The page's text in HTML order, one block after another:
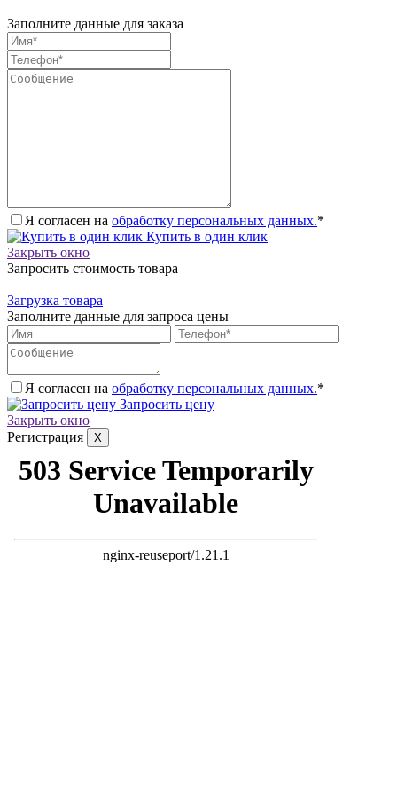
Заполните данные для заказа
Я согласен на обработку персональных данных.*
Купить в один клик
Закрыть окно
Запросить стоимость товара
Загрузка товара
Заполните данные для запроса цены
Я согласен на обработку персональных данных.*
Запросить цену
Закрыть окно
Регистрация
X